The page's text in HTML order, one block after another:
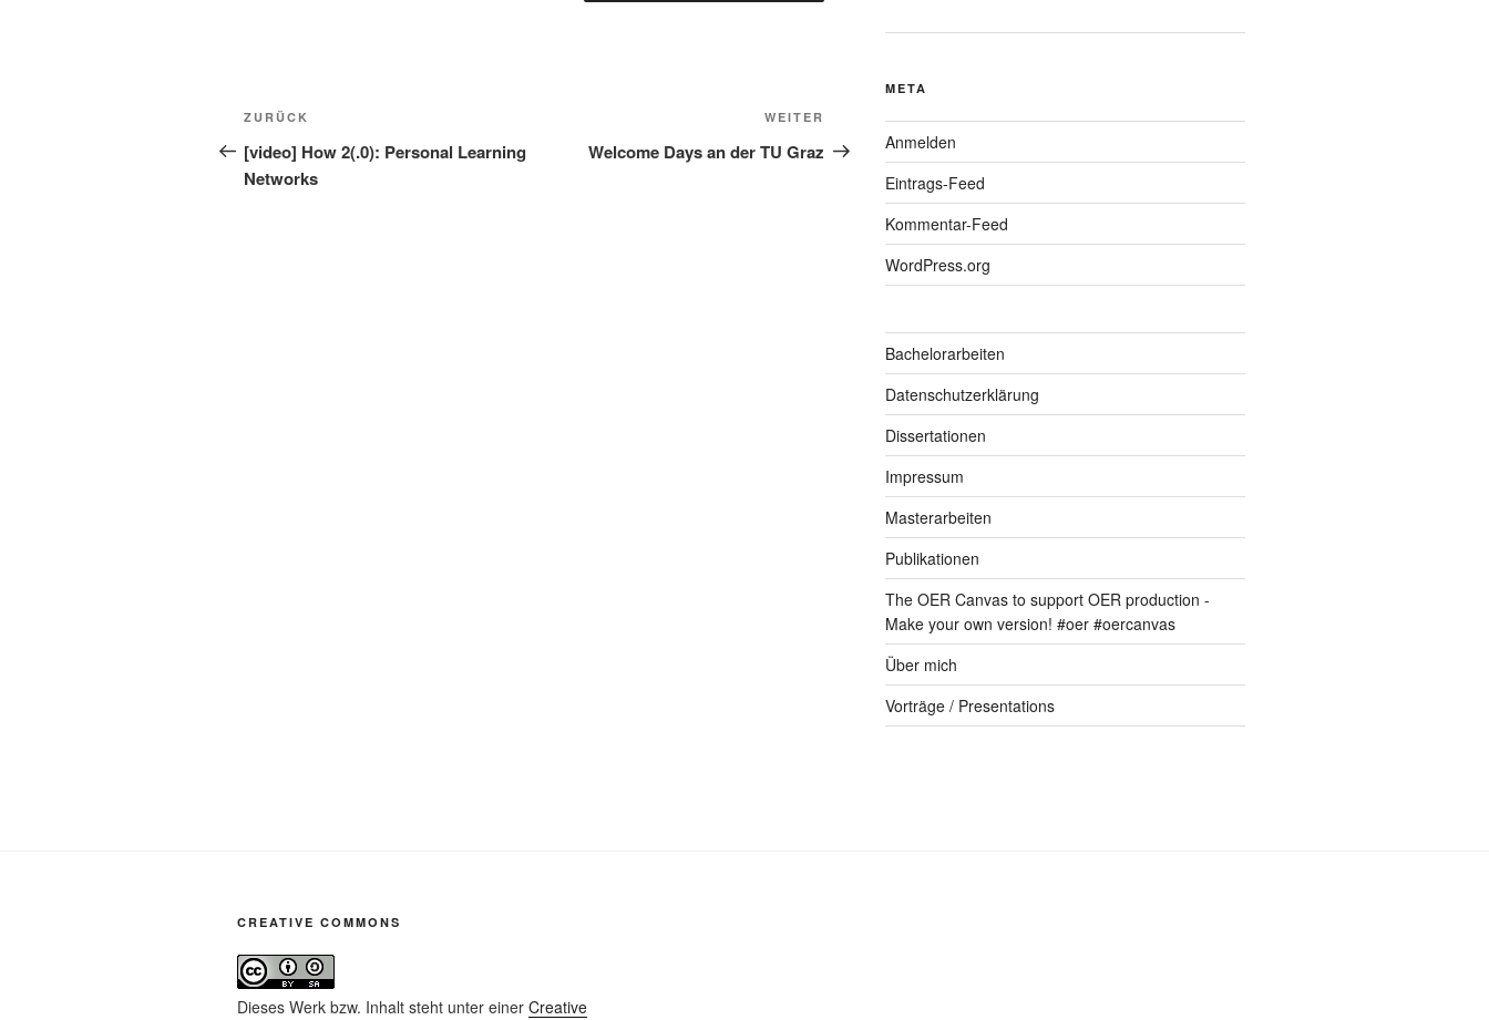
Beitragsnavigation
Vorheriger
Beitrag
ZURÜCK
[video] How 2(.0): Personal Learning
Networks
Nächster
Beitrag
WEITER
Welcome Days an der TU Graz
META
Anmelden
Eintrags-Feed
Kommentar-Feed
WordPress.org
Bachelorarbeiten
Datenschutzerklärung
Dissertationen
Impressum
Masterarbeiten
Publikationen
The OER Canvas to support OER production -
Make your own version! #oer #oercanvas
Über mich
Vorträge / Presentations
CREATIVE COMMONS
Dieses Werk bzw. Inhalt steht unter einer Creative